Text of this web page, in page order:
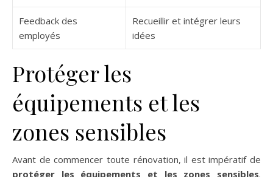
Feedback des
employés
Recueillir et intégrer leurs
idées
Protéger les
équipements et les
zones sensibles
Avant de commencer toute rénovation, il est impératif de
protéger les équipements et les zones sensibles.